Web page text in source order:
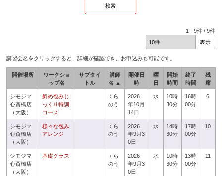
1 -9件 /9件
講習会名をクリックすると、詳細が確認でき、お申込みも可能です。
開催場所
ワークショ
ップ名
サブタイ
トル
講師
名 ▲
開催日
時
曜
日
開始
時間
終了
時間
残
席
シモジマ
心斎橋店
（大阪）
斜め包みじ
っくり特訓
コース
くら
のう
2026
年10月
14日
水
10時
30分
16時
00分
6
シモジマ
心斎橋店
（大阪）
様々な包み
アレンジ
くら
のう
2026
年9月3
0日
水
14時
30分
17時
00分
10
シモジマ
心斎橋店
（大阪）
基礎クラス
くら
のう
2026
年9月3
0日
水
10時
30分
13時
00分
11